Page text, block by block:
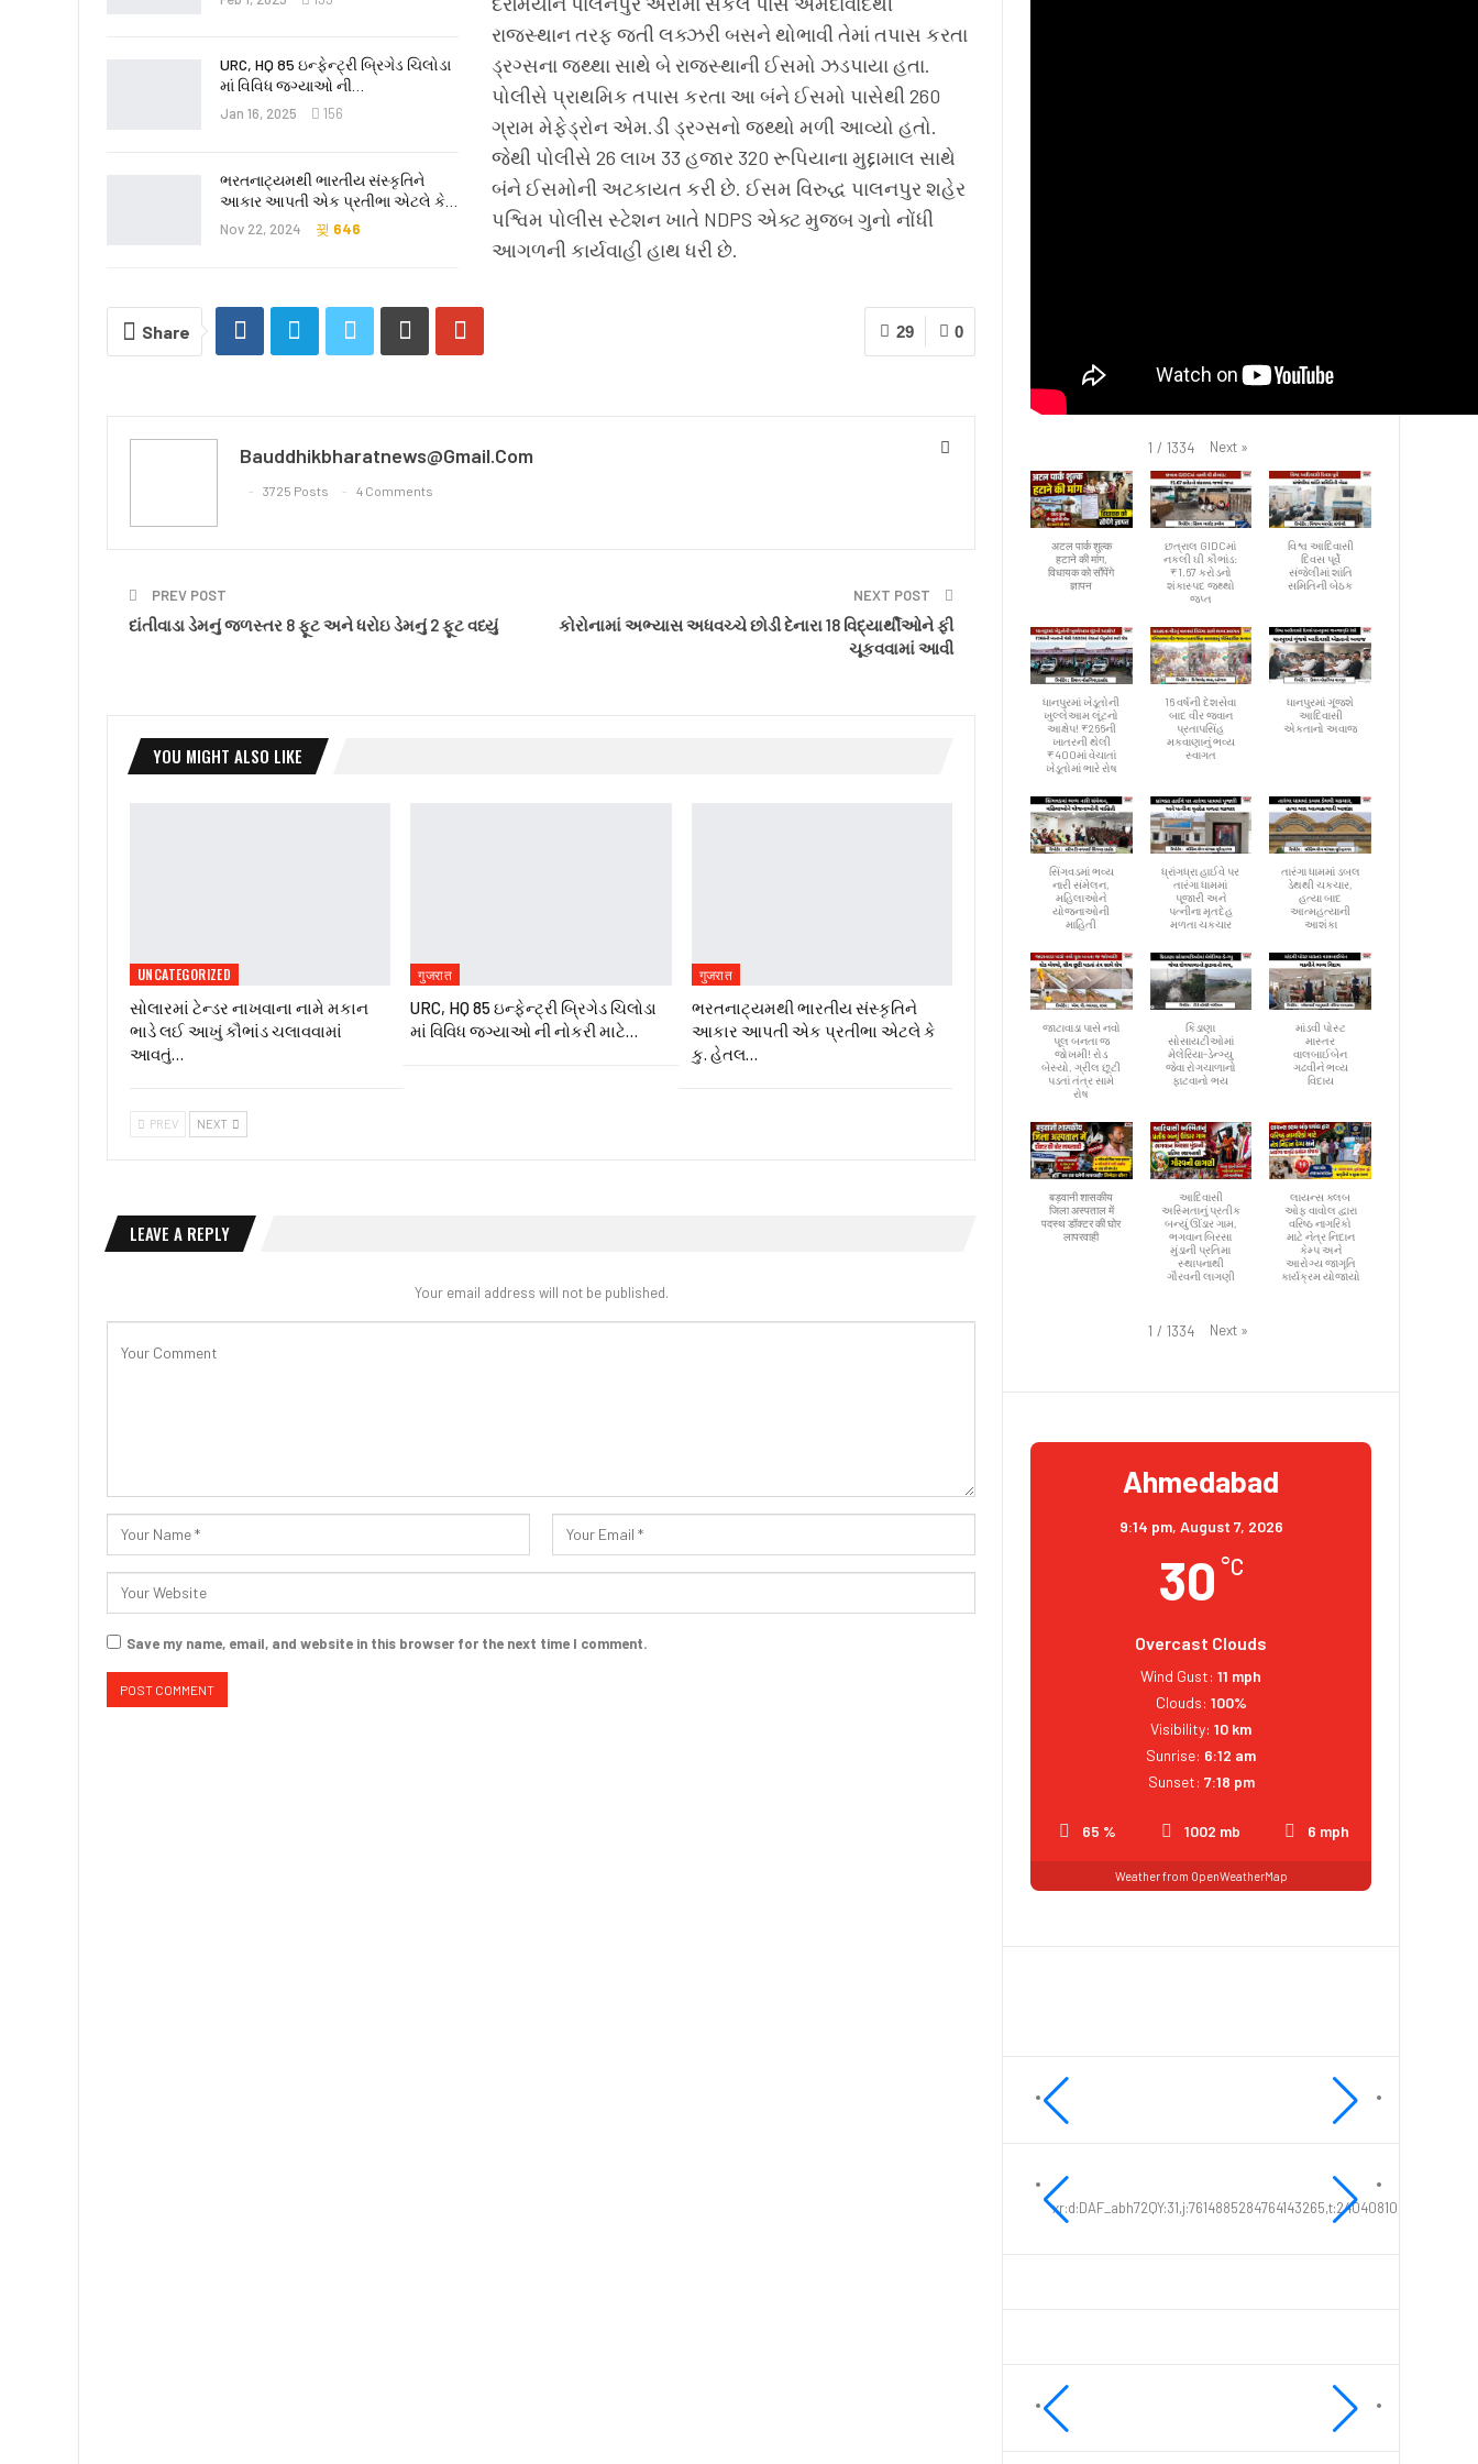
URC, HQ 85 ઇન્ફેન્ટ્રી બ્રિગેડ ચિલોડા
માં વિવિધ જગ્યાઓ ની…
Jan 16, 2025 156
ભરતનાટ્યમથી ભારતીય સંસ્કૃતિને
આકાર આપતી એક પ્રતીભા એટલે કે‌…
Nov 22, 2024 646
રાજસ્થાન તરફ જતી લક્ઝરી બસને થોભાવી તેમાં તપાસ કરતા
ડ્રગ્સના જથ્થા સાથે બે રાજસ્થાની ઈસમો ઝડપાયા હતા.
પોલીસે પ્રાથમિક તપાસ કરતા આ બંને ઈસમો પાસેથી 260
ગ્રામ મેફેડ્રોન એમ.ડી ડ્રગ્સનો જથ્થો મળી આવ્યો હતો.
જેથી પોલીસે 26 લાખ 33 હજાર 320 રૂપિયાના મુદ્દામાલ સાથે
બંને ઈસમોની અટકાયત કરી છે. ઈસમ વિરુદ્ધ પાલનપુર શહેર
પશ્વિમ પોલીસ સ્ટેશન ખાતે NDPS એક્ટ મુજબ ગુનો નોંધી
આગળની કાર્યવાહી હાથ ધરી છે.
0
29
Share
Bauddhikbharatnews@gmail.com
3725 Posts 4 Comments
PREV POST
દાંતીવાડા ડેમનું જળસ્તર 8 ફૂટ અને ધરોઇ ડેમનું 2 ફૂટ વધ્યું
NEXT POST
કોરોનામાં અભ્યાસ અધવચ્ચે છોડી દેનારા 18 વિદ્યાર્થીઓને ફી
ચૂકવવામાં આવી
YOU MIGHT ALSO LIKE
UNCATEGORIZED
સોલારમાં ટેન્ડર નાખવાના નામે મકાન
ભાડે લઈ આખું કૌભાંડ ચલાવવામાં
આવતું…
गुजरात
URC, HQ 85 ઇન્ફેન્ટ્રી બ્રિગેડ ચિલોડા
માં વિવિધ જગ્યાઓ ની નોકરી માટે…
गुजरात
ભરતનાટ્યમથી ભારતીય સંસ્કૃતિને
આકાર આપતી એક પ્રતીભા એટલે કે‌
કુ. હેતલ…
PREV NEXT
LEAVE A REPLY
Your email address will not be published.
Save my name, email, and website in this browser for the next time I comment.
1 / 1334 Next »
अटल पार्क शुल्क
हटाने की मांग,
विधायक को सौंपेंगे
ज्ञापन
છત્રાલ GIDCમાં
નકલી ઘી કૌભાંડ:
₹1.67 કરોડનો
શંકાસ્પદ જથ્થો
જપ્ત
વિશ્વ આદિવાસી
દિવસ પૂર્વે
સંજેલીમાં શાંતિ
સમિતિની બેઠક
ધાનપુરમાં ખેડૂતોની
ખુલ્લેઆમ લૂંટનો
આક્ષેપ! ₹266ની
ખાતરની થેલી
₹400માં વેચાતાં
ખેડૂતોમાં ભારે રોષ
16 વર્ષની દેશસેવા
બાદ વીર જવાન
પ્રતાપસિંહ
મકવાણાનું ભવ્ય
સ્વાગત
ધાનપુરમાં ગૂંજશે
આદિવાસી
એકતાનો અવાજ
સિંગવડમાં ભવ્ય
નારી સંમેલન,
મહિલાઓને
યોજનાઓની
માહિતી
ધ્રાંગધ્રા હાઈવે પર
તારંગા ધામમાં
પૂજારી અને
પત્નીના મૃતદેહ
મળતા ચકચાર
તારંગા ધામમાં ડબલ
ડેથથી ચકચાર,
હત્યા બાદ
આત્મહત્યાની
આશંકા
જાટાવાડા પાસે નવો
પૂલ બનતા જ
જોખમી! રોડ
બેસ્યો, ગ્રીલ છૂટી
પડતાં તંત્ર સામે
રોષ
કિડાણા
સોસાયટીઓમાં
મેલેરિયા-ડેન્ગ્યુ
જેવા રોગચાળાનો
ફાટવાનો ભય
માંડવી પોસ્ટ
માસ્તર
વાલબાઈબેન
ગઢવીને ભવ્ય
વિદાય
बड़वानी शासकीय
जिला अस्पताल में
पदस्थ डॉक्टर की घोर
लापरवाही
આદિવાસી
અસ્મિતાનું પ્રતીક
બન્યું ઊંડાર ગામ,
ભગવાન બિરસા
મુંડાની પ્રતિમા
સ્થાપનાથી
ગૌરવની લાગણી
લાયન્સ ક્લબ
ઓફ વાવોલ દ્વારા
વરિષ્ઠ નાગરિકો
માટે નેત્ર નિદાન
કેમ્પ અને
આરોગ્ય જાગૃતિ
કાર્યક્રમ યોજાયો
1 / 1334 Next »
Ahmedabad
9:14 pm, August 7, 2026
30 °C
Overcast Clouds
65 % 1002 mb 6 mph
Wind Gust: 11 mph
Clouds: 100%
Visibility: 10 km
Sunrise: 6:12 am
Sunset: 7:18 pm
Weather from OpenWeatherMap
xr:d:DAF_abh72QY:31,j:7614885284764143265,t:24040810